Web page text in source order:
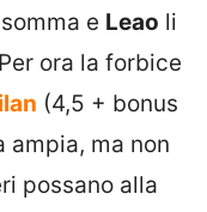
e Leao li
ora la forbice
(4,5 + bonus
ampia, ma non
possano alla